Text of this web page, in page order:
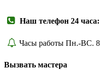
Наш телефон 24 часа:
Часы работы Пн.-ВС.
Вызвать мастера